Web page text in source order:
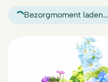
Bezorgmoment laden…